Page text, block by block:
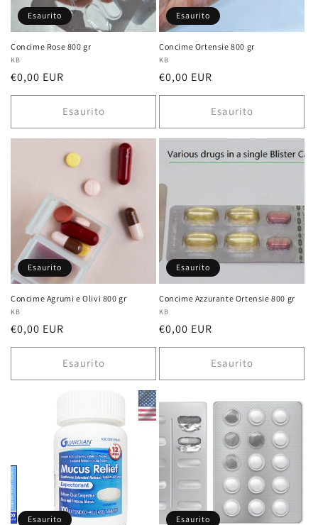
Esaurito
Concime Rose 800 gr
Fornitore:
KB
Prezzo
di
€0,00 EUR
Esaurito
Esaurito
Concime Ortensie 800 gr
Fornitore:
KB
Prezzo
di
€0,00 EUR
Esaurito
Esaurito
Concime Agrumi e Olivi 800 gr
Fornitore:
KB
Prezzo
di
€0,00 EUR
Esaurito
Esaurito
Concime Azzurante Ortensie 800 gr
Fornitore:
KB
Prezzo
di
€0,00 EUR
Esaurito
Esaurito Esaurito